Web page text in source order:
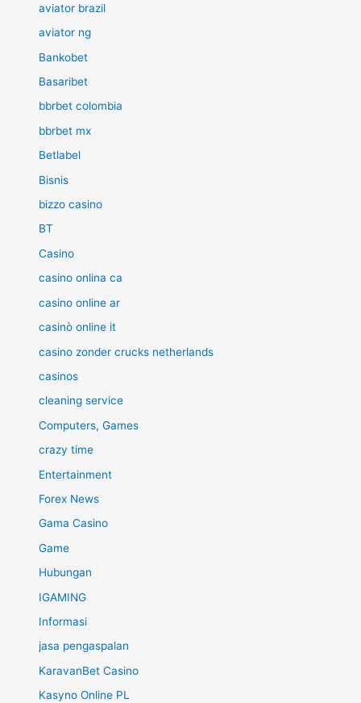
aviator brazil
aviator ng
Bankobet
Basaribet
bbrbet colombia
bbrbet mx
Betlabel
Bisnis
bizzo casino
BT
Casino
casino onlina ca
casino online ar
casinò online it
casino zonder crucks netherlands
casinos
cleaning service
Computers, Games
crazy time
Entertainment
Forex News
Gama Casino
Game
Hubungan
IGAMING
Informasi
jasa pengaspalan
KaravanBet Casino
Kasyno Online PL